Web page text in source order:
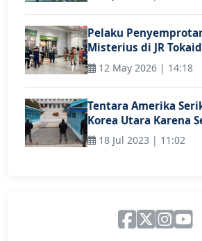
Pelaku
Misterius di JR
12 May 2026 | 14:18
Tentara Amerika
Korea Utara Karena
18 Jul 2023 | 11:02